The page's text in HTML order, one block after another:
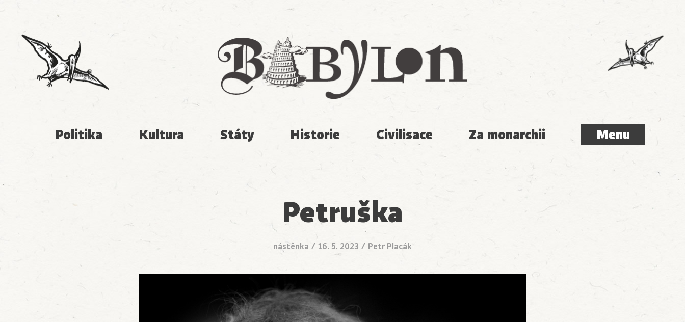
Babylon
Politika Kultura Státy Historie Civilisace Za monarchii Menu
Menu
Petruška
nástěnka / 16. 5. 2023 / Petr Placák